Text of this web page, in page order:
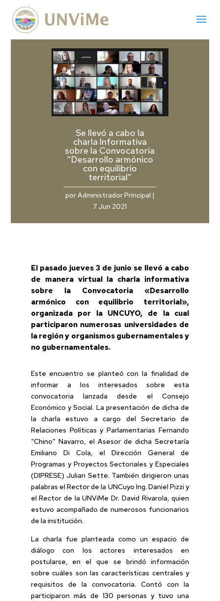
Se llevó a cabo la
charla Informativa
sobre la Convocatoria
“Desarrollo armónico
con equilibrio
territorial”
porAdministrador Principal |
7 Jun 2021
El pasado jueves 3 de junio se llevó a cabo
de manera virtual la charla informativa
sobre la Convocatoria «Desarrollo
armónico con equilibrio territorial»,
organizada por la UNCUYO, de la cual
participaron numerosas universidades de
la región y organismos gubernamentales y
no gubernamentales.
Este encuentro se planteó con la finalidad de
informar a los interesados sobre esta
convocatoria lanzada desde el Consejo
Económico y Social. La presentación de dicha de
la charla estuvo a cargo del Secretario de
Relaciones Políticas y Parlamentarias Fernando
“Chino” Navarro, el Asesor de dicha Secretaría
Emiliano Di Cola, el Dirección General de
Programas y Proyectos Sectoriales y Especiales
(DIPRESE) Julian Sette. También dirigieron unas
palabras el Rector de la UNCuyo Ing. Daniel Pizzi y
el Rector de la UNViMe Dr. David Rivarola, quien
estuvo acompañado de numerosos funcionarios
de la institución.
La charla fue planteada como un espacio de
diálogo con los actores interesados en
postularse, en el que se brindó información
sobre cuáles son las características centrales y
requisitos de la convocatoria. Contó con la
participaron más de 130 personas y tuvo una